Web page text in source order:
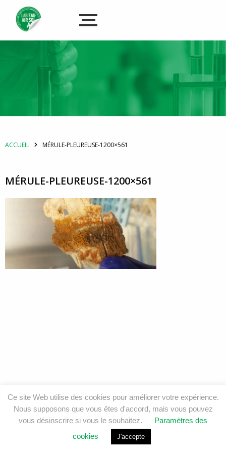
ACCUEIL MÉRULE-PLEUREUSE-1200×561
MÉRULE-PLEUREUSE-1200×561
Ce site Web utilise des cookies pour améliorer votre expérience.
Nous supposons que vous êtes d'accord, mais vous pouvez
vous désinscrire si vous le souhaitez.
Paramètres des
cookies
J'accepte